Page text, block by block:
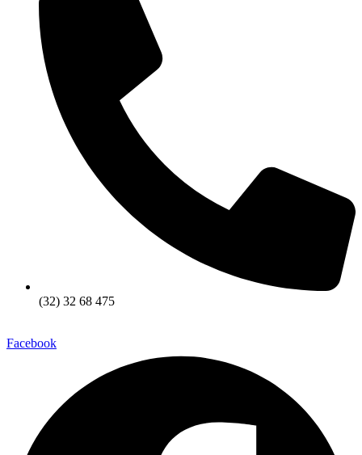
(32) 32 68 475
Facebook